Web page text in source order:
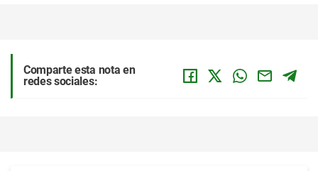
Comparte esta nota en
redes sociales: